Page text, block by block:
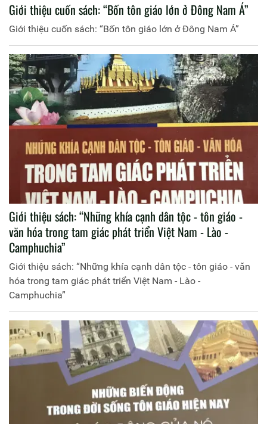
Giới thiệu cuốn sách: “Bốn tôn giáo lớn ở Đông Nam Á”
Giới thiệu cuốn sách: “Bốn tôn giáo lớn ở Đông Nam Á”
Giới thiệu sách: “Những khía cạnh dân tộc - tôn giáo -
văn hóa trong tam giác phát triển Việt Nam - Lào -
Camphuchia”
Giới thiệu sách: “Những khía cạnh dân tộc - tôn giáo - văn
hóa trong tam giác phát triển Việt Nam - Lào -
Camphuchia”